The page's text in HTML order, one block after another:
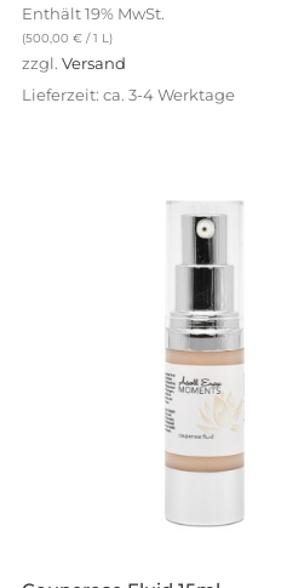
Enthält 19% MwSt.
(500,00 € / 1 L)
zzgl. Versand
Lieferzeit: ca. 3-4 Werktage